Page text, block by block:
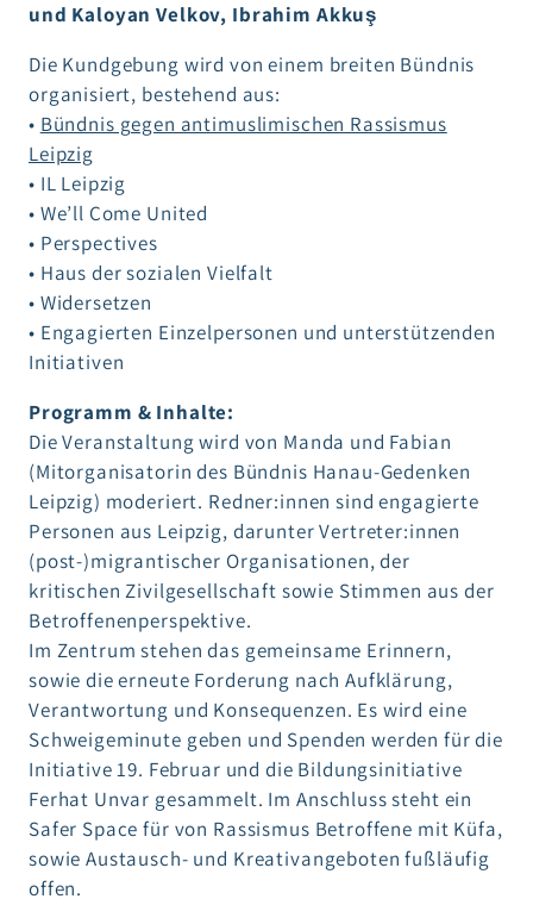
und Kaloyan Velkov, Ibrahim Akkuş
Die Kundgebung wird von einem breiten Bündnis
organisiert, bestehend aus:
• Bündnis gegen antimuslimischen Rassismus
Leipzig
• IL Leipzig
• We’ll Come United
• Perspectives
• Haus der sozialen Vielfalt
• Widersetzen
• Engagierten Einzelpersonen und unterstützenden
Initiativen
Programm & Inhalte:
Die Veranstaltung wird von Manda und Fabian
(Mitorganisatorin des Bündnis Hanau-Gedenken
Leipzig) moderiert. Redner:innen sind engagierte
Personen aus Leipzig, darunter Vertreter:innen
(post-)migrantischer Organisationen, der
kritischen Zivilgesellschaft sowie Stimmen aus der
Betroffenenperspektive.
Im Zentrum stehen das gemeinsame Erinnern,
sowie die erneute Forderung nach Aufklärung,
Verantwortung und Konsequenzen. Es wird eine
Schweigeminute geben und Spenden werden für die
Initiative 19. Februar und die Bildungsinitiative
Ferhat Unvar gesammelt. Im Anschluss steht ein
Safer Space für von Rassismus Betroffene mit Küfa,
sowie Austausch- und Kreativangeboten fußläufig
offen.